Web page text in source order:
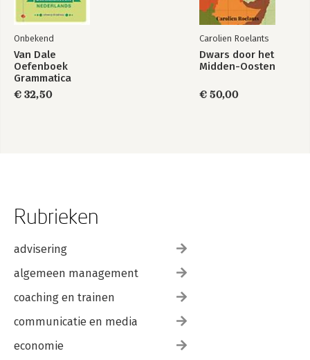
Onbekend
Van Dale
Oefenboek
Grammatica
Nederlands
€ 32,50
Carolien Roelants
Dwars door het
Midden-Oosten
€ 50,00
Rubrieken
advisering
algemeen management
coaching en trainen
communicatie en media
economie